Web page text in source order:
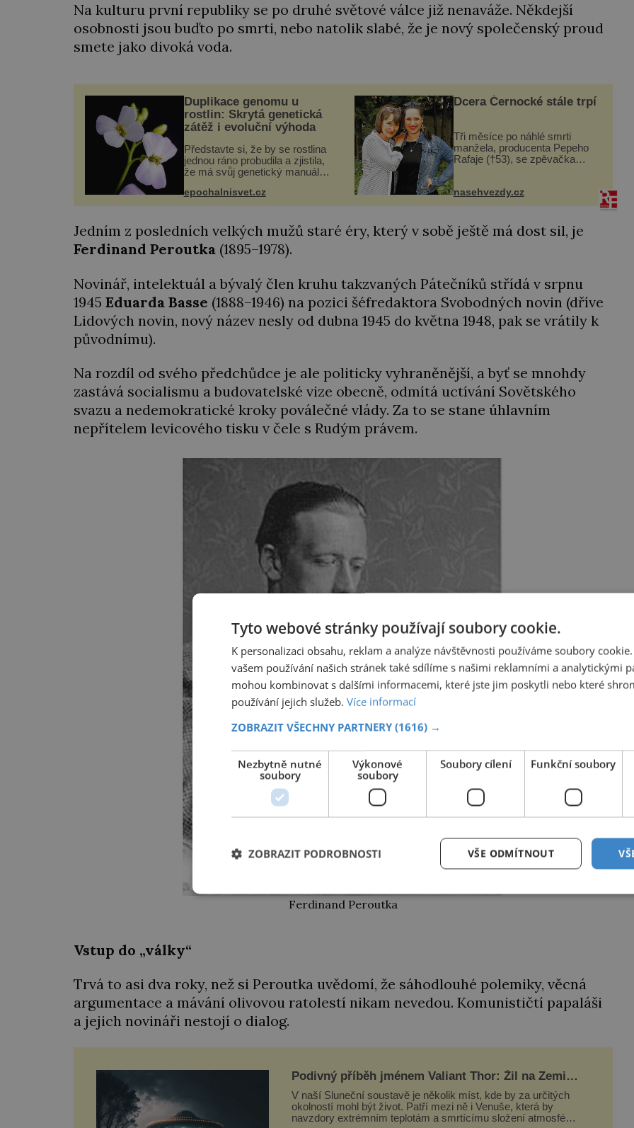
Na kulturu první republiky se po druhé světové válce již nenaváže. Někdejší
osobnosti jsou buďto po smrti, nebo natolik slabé, že je nový společenský proud
smete jako divoká voda.
Duplikace genomu u
rostlin: Skrytá genetická
zátěž i evoluční výhoda
Představte si, že by se rostlina
jednou ráno probudila a zjistila,
že má svůj genetický manuál
občas v přírodě stane – a podle
nového výzkumu to může být
epochalnisvet.cz
Dcera Černocké stále trpí
Tři měsíce po náhlé smrti
manžela, producenta Pepeho
Rafaje (†53), se zpěvačka
Barbora Vaculíková (45), dcera
ozvala veřejnosti. Na sociální
síti sdílela, že se snaží fung...
nasehvezdy.cz
Jedním z posledních velkých mužů staré éry, který v sobě ještě má dost sil, je
Ferdinand Peroutka (1895–1978).
Novinář, intelektuál a bývalý člen kruhu takzvaných Pátečníků střídá v srpnu
1945 Eduarda Basse (1888–1946) na pozici šéfredaktora Svobodných novin (dříve
Lidových novin, nový název nesly od dubna 1945 do května 1948, pak se vrátily k
původnímu).
Na rozdíl od svého předchůdce je ale politicky vyhraněnější, a byť se mnohdy
zastává socialismu a budovatelské vize obecně, odmítá uctívání Sovětského
svazu a nedemokratické kroky poválečné vlády. Za to se stane úhlavním
nepřítelem levicového tisku v čele s Rudým právem.
Ferdinand Peroutka
Vstup do „války“
Trvá to asi dva roky, než si Peroutka uvědomí, že sáhodlouhé polemiky, věcná
argumentace a mávání olivovou ratolestí nikam nevedou. Komunističtí papaláši
a jejich novináři nestojí o dialog.
Podivný příběh jménem Valiant Thor: Žil na Zemi
mimozemšťan z Venuše?
V naší Sluneční soustavě je několik míst, kde by za určitých
okolností mohl být život. Patří mezi ně i Venuše, která by
navzdory extrémním teplotám a smrtícímu složení atmosféry
Tyto webové stránky používají soubory cookie.
K personalizaci obsahu, reklam a analýze návštěvnosti používáme soubory
vašem používání našich stránek také sdílíme s našimi reklamními a analytickými
mohou kombinovat s dalšími informacemi, které jste jim poskytli nebo které
používání jejich služeb. Více informací
ZOBRAZIT VŠECHNY PARTNERY (1616) →
Nezbytně nutné
soubory
Výkonové
soubory
Soubory cílení Funkční soubory
VŠE ODMÍTNOUT
ZOBRAZIT PODROBNOSTI